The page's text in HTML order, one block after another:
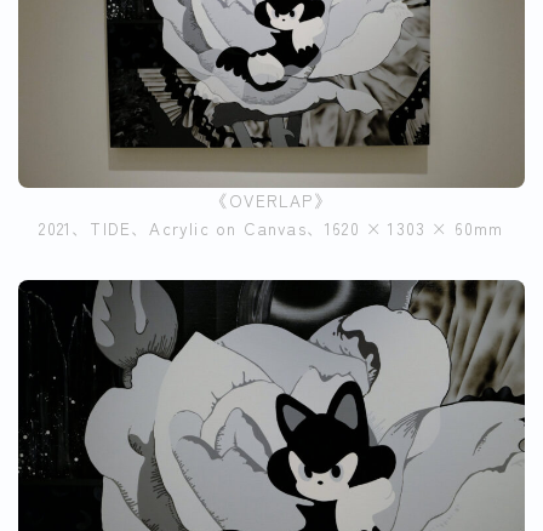
《OVERLAP》
2021、TIDE、Acrylic on Canvas、1620 × 1303 × 60mm